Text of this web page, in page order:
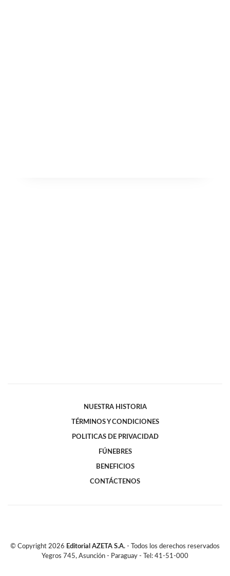
NUESTRA HISTORIA
TÉRMINOS Y CONDICIONES
POLITICAS DE PRIVACIDAD
FÚNEBRES
BENEFICIOS
CONTÁCTENOS
© Copyright 2026 Editorial AZETA S.A. - Todos los derechos reservados
Yegros 745, Asunción - Paraguay - Tel: 41-51-000